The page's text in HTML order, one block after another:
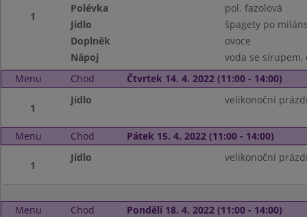
1
Polévka
pol. fazolová
Jídlo
špagety po
Doplněk
ovoce
Nápoj
voda se sirupem,
Menu
Chod Čtvrtek 14. 4. 2022 (11:00 - 14:00)
1
Jídlo velikonoční
Menu Chod Pátek 15. 4. 2022 (11:00 - 14:00)
1
Jídlo velikonoční
Menu Chod Pondělí 18. 4. 2022 (11:00 - 14:00)